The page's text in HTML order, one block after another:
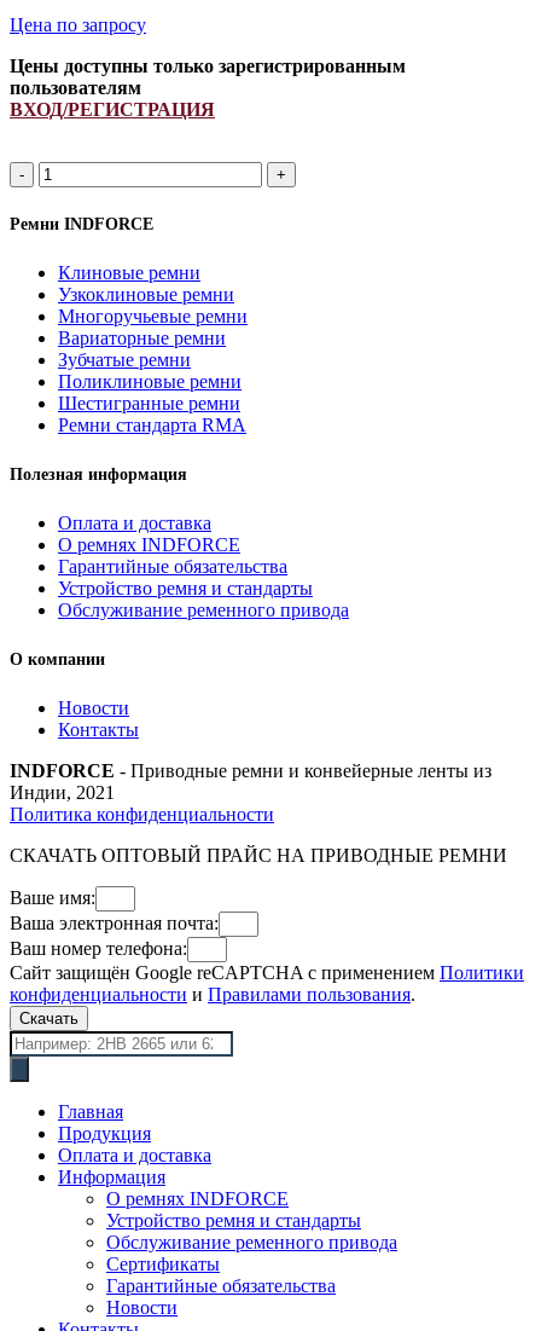
Цена по запросу
Цены доступны только зарегистрированным
пользователям
ВХОД/РЕГИСТРАЦИЯ
2HB
2245Lp/
2257La
(PCM
ремень
многоручьевой
INDFORCE
Strongest
quantity
Ремни INDFORCE
Клиновые ремни
Узкоклиновые ремни
Многоручьевые ремни
Вариаторные ремни
Зубчатые ремни
Поликлиновые ремни
Шестигранные ремни
Ремни стандарта RMA
Полезная информация
Оплата и доставка
О ремнях INDFORCE
Гарантийные обязательства
Устройство ремня и стандарты
Обслуживание ременного привода
О компании
Новости
Контакты
INDFORCE - Приводные ремни и конвейерные ленты из
Индии, 2021
Политика конфиденциальности
СКАЧАТЬ ОПТОВЫЙ ПРАЙС НА ПРИВОДНЫЕ РЕМНИ
Ваше имя:
Ваша электронная почта:
Ваш номер телефона:
Сайт защищён Google reCAPTCHA с применением Политики
конфиденциальности и Правилами пользования.
Скачать
Поиск
товаров
Главная
Продукция
Оплата и доставка
Информация
О ремнях INDFORCE
Устройство ремня и стандарты
Обслуживание ременного привода
Сертификаты
Гарантийные обязательства
Новости